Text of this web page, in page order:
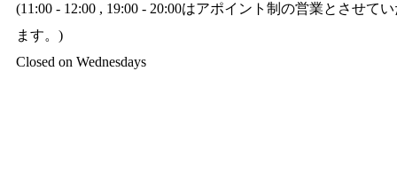
(11:00 - 12:00 , 19:00 - 20:00はアポイント制の営業とさせて
ます。)
Closed on Wednesdays​